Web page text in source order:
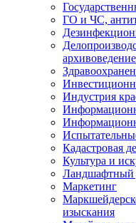
ГО и ЧС,
архивоведение
Индустрия
Кадастровая
Культура и
Ландшафтный
Маркетинг
изыскания